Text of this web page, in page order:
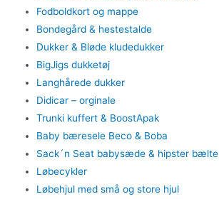
Fodboldkort og mappe
Bondegård & hestestalde
Dukker & Bløde kludedukker
BigJigs dukketøj
Langhårede dukker
Didicar – orginale
Trunki kuffert & BoostApak
Baby bæresele Beco & Boba
Sack´n Seat babysæde & hipster bælte
Løbecykler
Løbehjul med små og store hjul